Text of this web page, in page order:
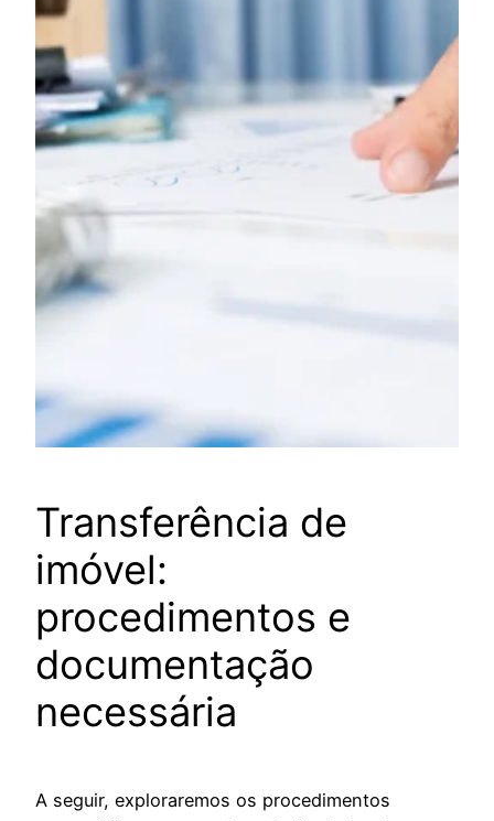
Transferência de
imóvel:
procedimentos e
documentação
necessária
A seguir, exploraremos os procedimentos